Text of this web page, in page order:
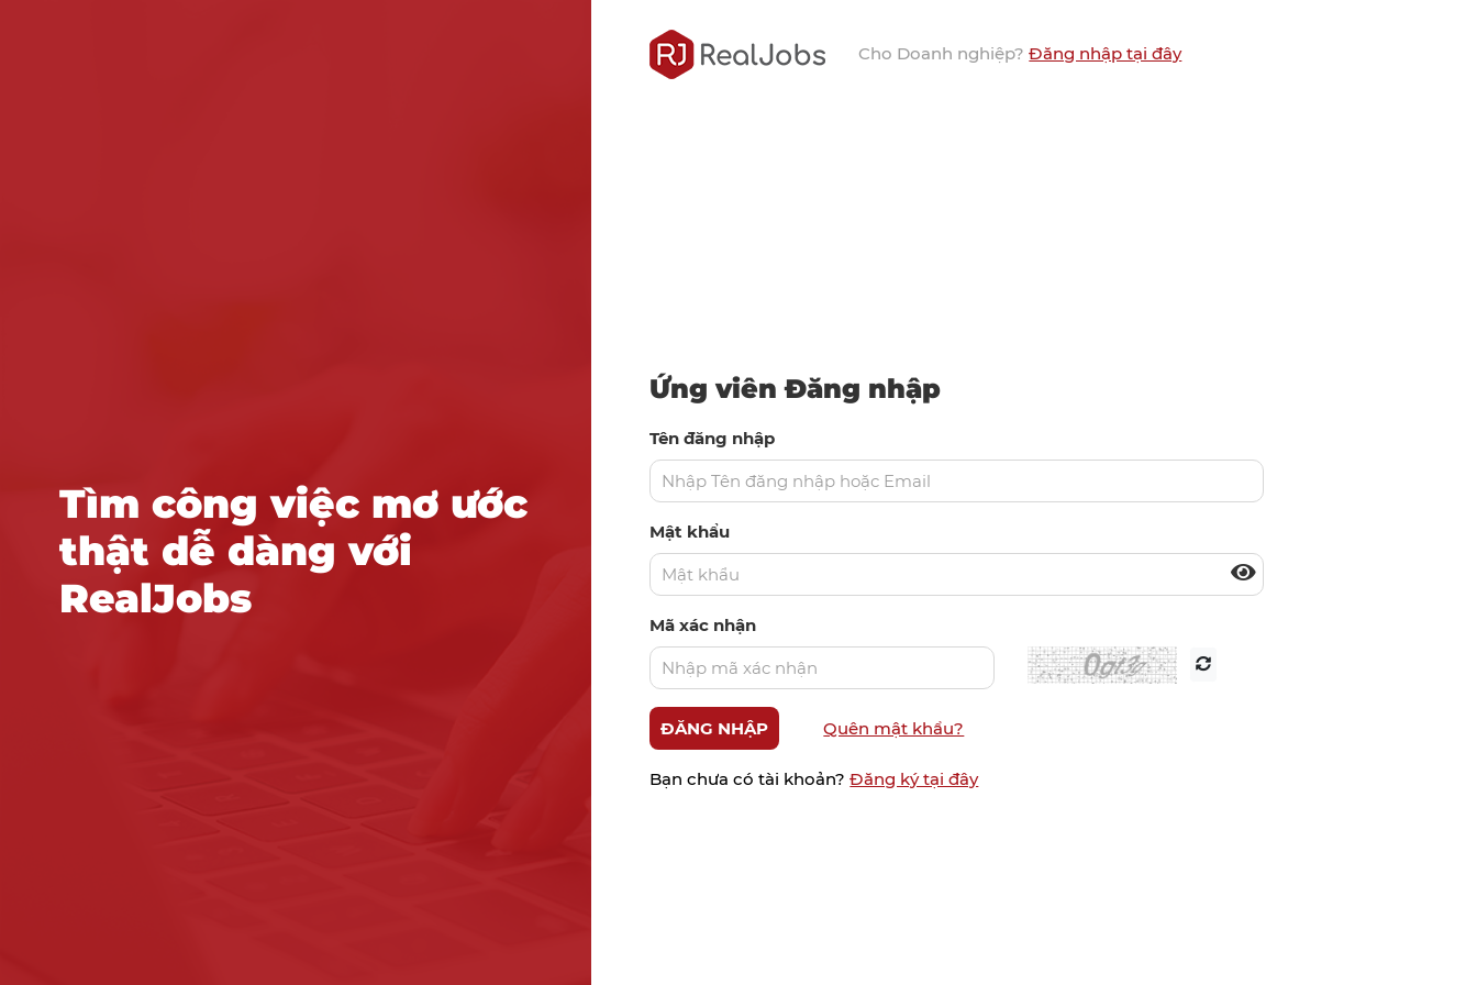
Tìm công việc mơ ước
thật dễ dàng với
RealJobs
Cho Doanh nghiệp?Đăng nhập tại đây
Ứng viên Đăng nhập
Tên đăng nhập
Mật khẩu
Mã xác nhận
Quên mật khẩu?
Bạn chưa có tài khoản?Đăng ký tại đây